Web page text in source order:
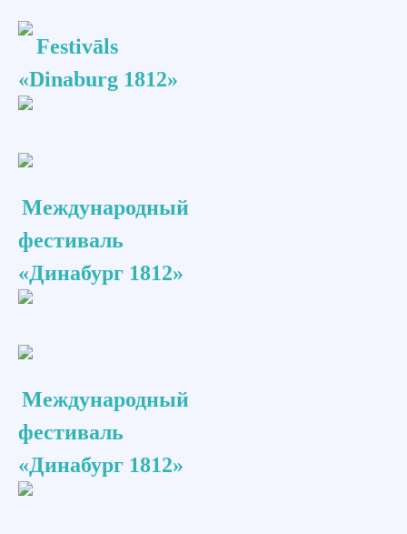
Festivāls
«Dinaburg 1812»
Международный
фестиваль
«Динабург 1812»
Международный
фестиваль
«Динабург 1812»